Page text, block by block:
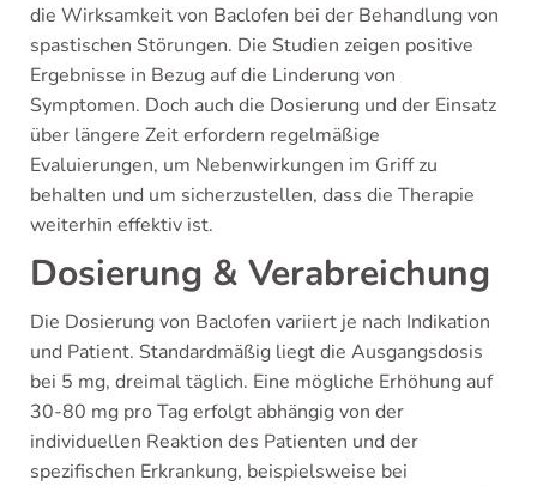
die Wirksamkeit von Baclofen bei der Behandlung von
spastischen Störungen. Die Studien zeigen positive
Ergebnisse in Bezug auf die Linderung von
Symptomen. Doch auch die Dosierung und der Einsatz
über längere Zeit erfordern regelmäßige
Evaluierungen, um Nebenwirkungen im Griff zu
behalten und um sicherzustellen, dass die Therapie
weiterhin effektiv ist.
Dosierung & Verabreichung
Die Dosierung von Baclofen variiert je nach Indikation
und Patient. Standardmäßig liegt die Ausgangsdosis
bei 5 mg, dreimal täglich. Eine mögliche Erhöhung auf
30-80 mg pro Tag erfolgt abhängig von der
individuellen Reaktion des Patienten und der
spezifischen Erkrankung, beispielsweise bei